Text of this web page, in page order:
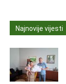
Najnovije vijesti